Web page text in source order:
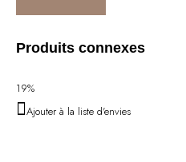
Produits connexes
19%
Ajouter à la liste d'envies